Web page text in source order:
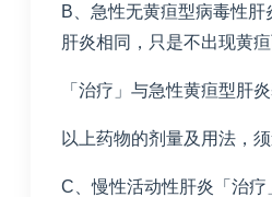
B、急性无黄疸型病毒性
肝炎相同，只是不出现黄疸
「治疗」与急性黄疸型肝炎
以上药物的剂量及用法，须
C、慢性活动性肝炎「治疗